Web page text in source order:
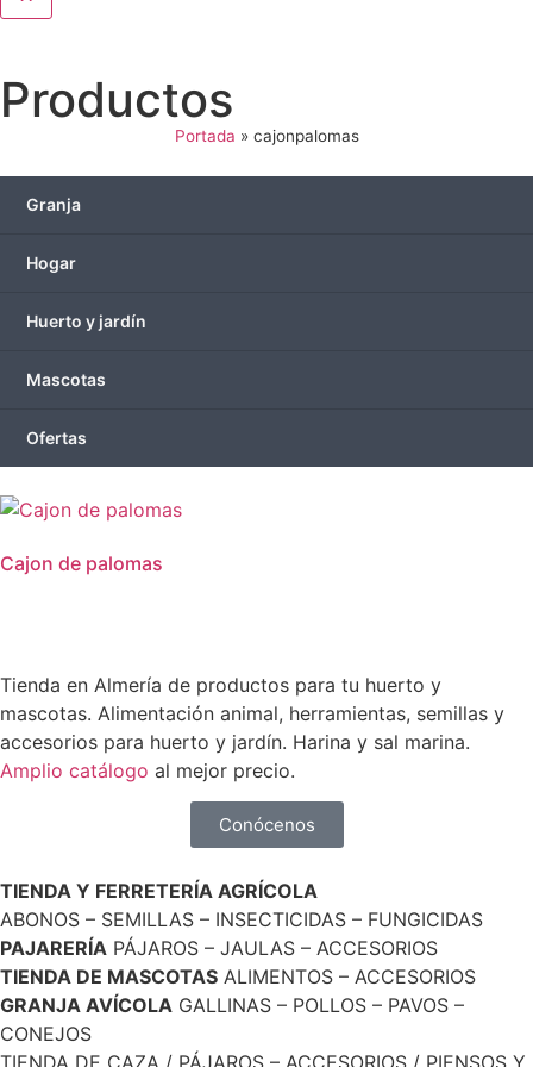
Productos
Portada » cajonpalomas
Granja
Hogar
Huerto y jardín
Mascotas
Ofertas
Cajon de palomas
Tienda en Almería de productos para tu huerto y
mascotas. Alimentación animal, herramientas, semillas y
accesorios para huerto y jardín. Harina y sal marina.
Amplio catálogo al mejor precio.
Conócenos
TIENDA Y FERRETERÍA AGRÍCOLA
ABONOS – SEMILLAS – INSECTICIDAS – FUNGICIDAS
PAJARERÍA PÁJAROS – JAULAS – ACCESORIOS
TIENDA DE MASCOTAS ALIMENTOS – ACCESORIOS
GRANJA AVÍCOLA GALLINAS – POLLOS – PAVOS –
CONEJOS